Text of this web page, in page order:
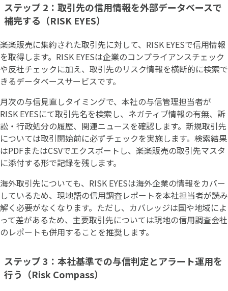
ステップ 2：取引先の信用情報を外部データベースで
補完する（RISK EYES）
楽楽販売に集約された取引先に対して、RISK EYESで信用情報
を取得します。RISK EYESは企業のコンプライアンスチェック
や反社チェックに加え、取引先のリスク情報を横断的に検索で
きるデータベースサービスです。
月次の与信見直しタイミングで、本社の与信管理担当者が
RISK EYESにて取引先名を検索し、ネガティブ情報の有無、訴
訟・行政処分の履歴、関連ニュースを確認します。新規取引先
については取引開始前に必ずチェックを実施します。検索結果
はPDFまたはCSVでエクスポートし、楽楽販売の取引先マスタ
に添付する形で記録を残します。
海外取引先についても、RISK EYESは海外企業の情報をカバー
しているため、現地語の信用調査レポートを本社担当者が読み
解く必要がなくなります。ただし、カバレッジは国や地域によ
って差があるため、主要取引先については現地の信用調査会社
のレポートも併用することを推奨します。
ステップ 3：本社基準での与信判定とアラート運用を
行う（Risk Compass）